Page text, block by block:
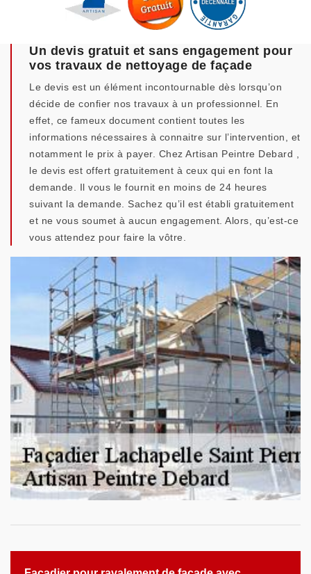
Un devis gratuit et sans engagement pour
vos travaux de nettoyage de façade
Le devis est un élément incontournable dès lorsqu’on
décide de confier nos travaux à un professionnel. En
effet, ce fameux document contient toutes les
informations nécessaires à connaitre sur l’intervention, et
notamment le prix à payer. Chez Artisan Peintre Debard ,
le devis est offert gratuitement à ceux qui en font la
demande. Il vous le fournit en moins de 24 heures
suivant la demande. Sachez qu’il est établi gratuitement
et ne vous soumet à aucun engagement. Alors, qu’est-ce
vous attendez pour faire la vôtre.